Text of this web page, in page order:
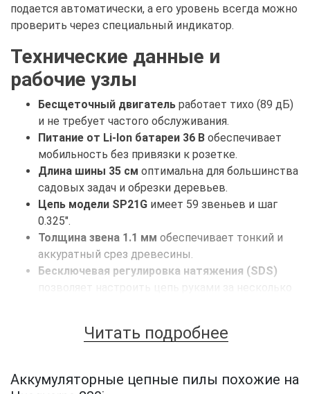
подается автоматически, а его уровень всегда можно
проверить через специальный индикатор.
Технические данные и
рабочие узлы
Бесщеточный двигатель работает тихо (89 дБ)
и не требует частого обслуживания.
Питание от Li-Ion батареи 36 В обеспечивает
мобильность без привязки к розетке.
Длина шины 35 см оптимальна для большинства
садовых задач и обрезки деревьев.
Цепь модели SP21G имеет 59 звеньев и шаг
0.325".
Толщина звена 1.1 мм обеспечивает тонкий и
аккуратный срез древесины.
Бесключевая регулировка натяжения (SDS)
л самостоятельно смазывает режущую часть.
заканчивается.
Читать подробнее
Аккумуляторные цепные пилы похожие на